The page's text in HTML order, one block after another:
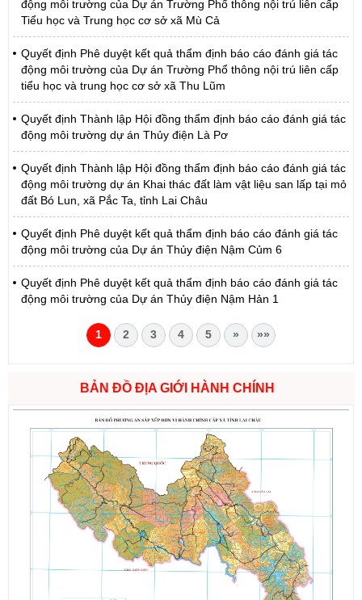
động môi trường của Dự án Trường Phổ thông nội trú liên cấp
Tiểu học và Trung học cơ sở xã Mù Cả
Quyết định Phê duyệt kết quả thẩm định báo cáo đánh giá tác
động môi trường của Dự án Trường Phổ thông nội trú liên cấp
tiểu học và trung học cơ sở xã Thu Lũm
Quyết định Thành lập Hội đồng thẩm định báo cáo đánh giá tác
động môi trường dự án Thủy điện Là Pơ
Quyết định Thành lập Hội đồng thẩm định báo cáo đánh giá tác
động môi trường dự án Khai thác đất làm vật liệu san lấp tại mỏ
đất Bó Lun, xã Pắc Ta, tỉnh Lai Châu
Quyết định Phê duyệt kết quả thẩm định báo cáo đánh giá tác
động môi trường của Dự án Thủy điện Nậm Củm 6
Quyết định Phê duyệt kết quả thẩm định báo cáo đánh giá tác
động môi trường của Dự án Thủy điện Nậm Hản 1
1 2 3 4 5 » »»
BẢN ĐỒ ĐỊA GIỚI HÀNH CHÍNH